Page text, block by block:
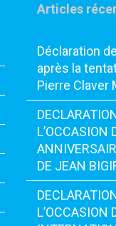
Articles
Déclaration
après la
Pierre Claver
L’OCCASION
DE JEAN
L’OCCASION